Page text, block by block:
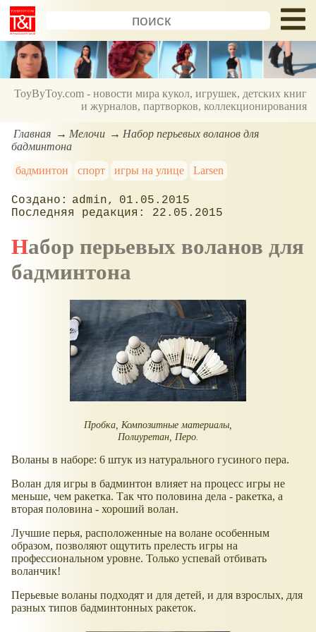
ToyByToy.com - новости мира кукол, игрушек, детских книг
и журналов, партворков, коллекционирования
Главная Мелочи
Набор перьевых воланов для
бадминтона
бадминтон
спорт игры на улице Larsen
admin
01.05.2015
22.05.2015
Набор перьевых воланов для
бадминтона
Пробка, Композитные материалы,
Полиуретан, Перо.
Воланы в наборе: 6 штук из натурального гусиного пера.
Волан для игры в бадминтон влияет на процесс игры не
меньше, чем ракетка. Так что половина дела - ракетка, а
вторая половина - хороший волан.
Лучшие перья, расположенные на волане особенным
образом, позволяют ощутить прелесть игры на
профессиональном уровне. Только успевай отбивать
воланчик!
Перьевые воланы подходят и для детей, и для взрослых, для
разных типов бадминтонных ракеток.